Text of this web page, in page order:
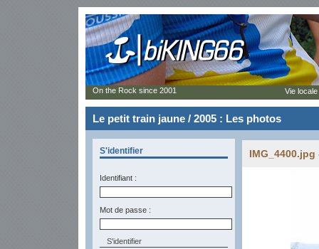
Le petit train jaune / 2005 : Les photos
S'identifier
Identifiant :
Mot de passe :
IMG_4400.jpg
On the Rock since 2001 Vie